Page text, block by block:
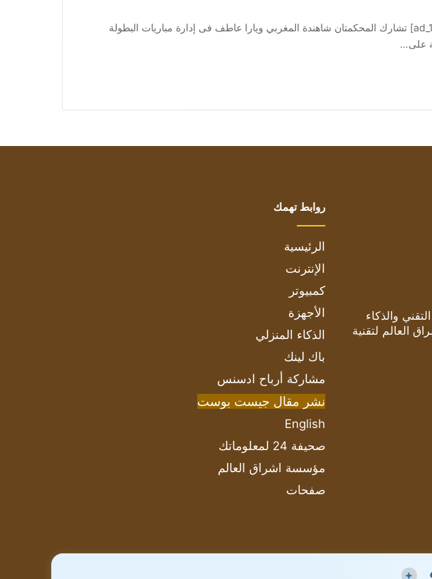
من صحيفة اشراق العالم 24:[ad_1] تشارك المحكمتان شاهندة المغربي ويارا عاطف فى إدارة مباريات البطولة
على…
والذكاء
العالم لتقنية
روابط تهمك
الرئيسية
الإنترنت
كمبيوتر
الأجهزة
الذكاء المنزلي
باك لينك
مشاركة أرباح ادسنس
نشر مقال جيست بوست
English
صحيفة 24 لمعلوماتك
مؤسسة اشراق العالم
صفحات
+